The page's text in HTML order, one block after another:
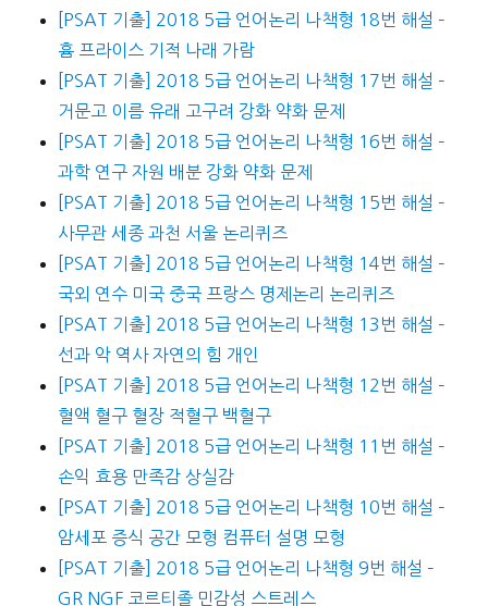
[PSAT 기출] 2018 5급 언어논리 나책형 18번 해설 –
흄 프라이스 기적 나래 가람
[PSAT 기출] 2018 5급 언어논리 나책형 17번 해설 –
거문고 이름 유래 고구려 강화 약화 문제
[PSAT 기출] 2018 5급 언어논리 나책형 16번 해설 –
과학 연구 자원 배분 강화 약화 문제
[PSAT 기출] 2018 5급 언어논리 나책형 15번 해설 –
사무관 세종 과천 서울 논리퀴즈
[PSAT 기출] 2018 5급 언어논리 나책형 14번 해설 –
국외 연수 미국 중국 프랑스 명제논리 논리퀴즈
[PSAT 기출] 2018 5급 언어논리 나책형 13번 해설 –
선과 악 역사 자연의 힘 개인
[PSAT 기출] 2018 5급 언어논리 나책형 12번 해설 –
혈액 혈구 혈장 적혈구 백혈구
[PSAT 기출] 2018 5급 언어논리 나책형 11번 해설 –
손익 효용 만족감 상실감
[PSAT 기출] 2018 5급 언어논리 나책형 10번 해설 –
암세포 증식 공간 모형 컴퓨터 설명 모형
[PSAT 기출] 2018 5급 언어논리 나책형 9번 해설 –
GR NGF 코르티졸 민감성 스트레스